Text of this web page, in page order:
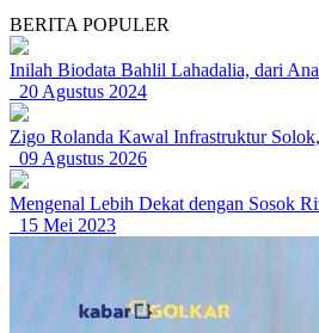
BERITA POPULER
Inilah Biodata Bahlil Lahadalia, dari
20 Agustus 2024
Zigo Rolanda Kawal Infrastruktur
09 Agustus 2026
Mengenal Lebih Dekat dengan Sosok
15 Mei 2023